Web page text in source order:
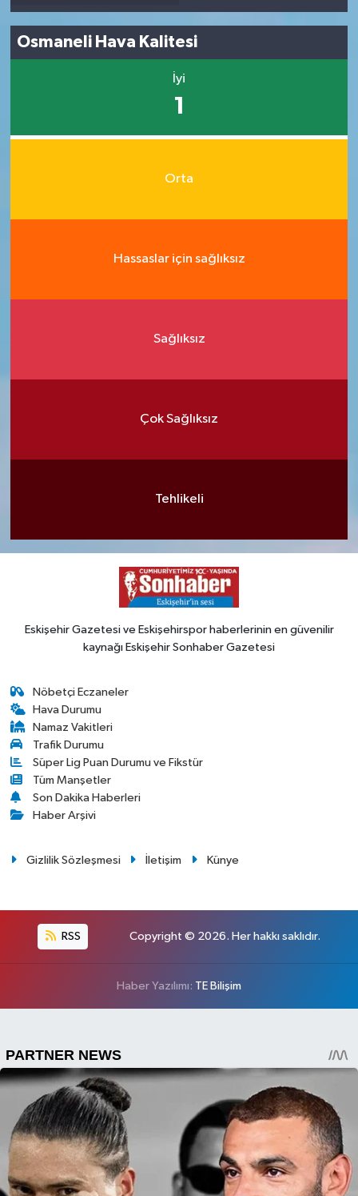
Osmaneli Hava Kalitesi
İyi
1
Orta
Hassaslar için sağlıksız
Sağlıksız
Çok Sağlıksız
Tehlikeli
Eskişehir Gazetesi ve Eskişehirspor haberlerinin en güvenilir
kaynağı Eskişehir Sonhaber Gazetesi
Nöbetçi Eczaneler
Hava Durumu
Namaz Vakitleri
Trafik Durumu
Süper Lig Puan Durumu ve Fikstür
Tüm Manşetler
Son Dakika Haberleri
Haber Arşivi
Gizlilik Sözleşmesi İletişim Künye
RSS Copyright © 2026. Her hakkı saklıdır.
Haber Yazılımı: TE Bilişim